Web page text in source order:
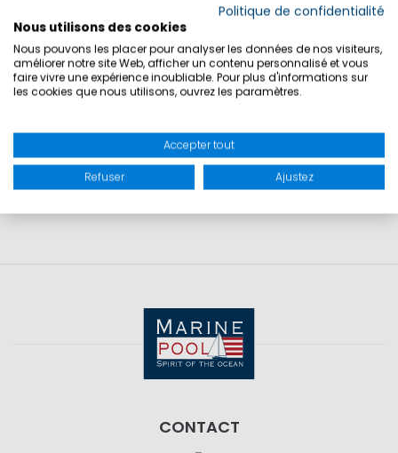
• Coupe moderne
TAILLES
SÉCURITÉ DU PRODUIT
CONTACT
Politique de confidentialité
Nous utilisons des cookies
Nous pouvons les placer pour analyser les données de nos visiteurs,
améliorer notre site Web, afficher un contenu personnalisé et vous
faire vivre une expérience inoubliable. Pour plus d'informations sur
les cookies que nous utilisons, ouvrez les paramètres.
Accepter tout
Refuser Ajustez